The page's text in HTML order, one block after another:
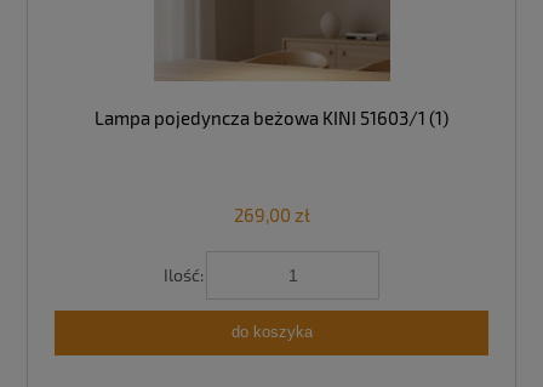
Lampa pojedyncza beżowa KINI 51603/1 (1)
269,00 zł
Ilość:
do koszyka